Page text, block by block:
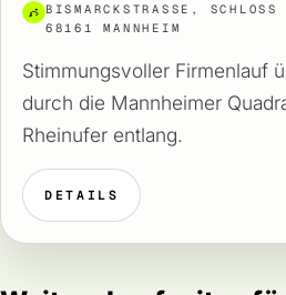
BISMARCKSTRASSE, SCHLOSS
8161 MANNHEIM
Stimmungsvoller Firmenlauf
durch die Mannheimer
Rheinufer entlang.
DETAILS